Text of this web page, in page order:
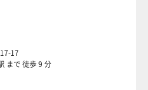
17
まで 徒歩 9 分